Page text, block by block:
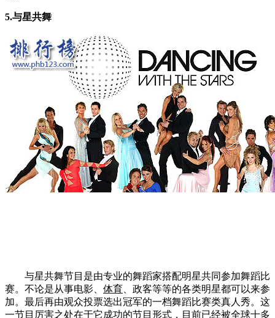
5.与星共舞
与星共舞节目是由专业的舞蹈家搭配明星共同参加舞蹈比
赛。不论是从事电影、 体育 、政客等等的各类明星都可以来参
加。最后再由观众投票选出冠军的一档舞蹈比赛类真人秀。这
一节目厉害之处在于它成功的节目形式，目前已经被全球十多